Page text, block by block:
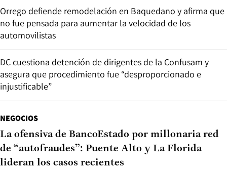
Orrego defiende remodelación en Baquedano y afirma que
no fue pensada para aumentar la velocidad de los
automovilistas
DC cuestiona detención de dirigentes de la Confusam y
asegura que procedimiento fue “desproporcionado e
injustificable”
NEGOCIOS
La ofensiva de BancoEstado por millonaria red
de “autofraudes”: Puente Alto y La Florida
lideran los casos recientes